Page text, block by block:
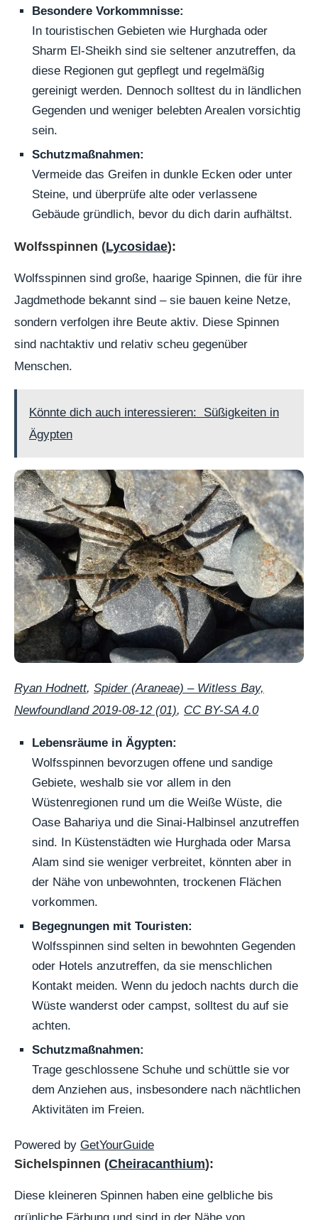
Besondere Vorkommnisse:
In touristischen Gebieten wie Hurghada oder
Sharm El-Sheikh sind sie seltener anzutreffen, da
diese Regionen gut gepflegt und regelmäßig
gereinigt werden. Dennoch solltest du in ländlichen
Gegenden und weniger belebten Arealen vorsichtig
sein.
Schutzmaßnahmen:
Vermeide das Greifen in dunkle Ecken oder unter
Steine, und überprüfe alte oder verlassene
Gebäude gründlich, bevor du dich darin aufhältst.
Wolfsspinnen (Lycosidae):
Wolfsspinnen sind große, haarige Spinnen, die für ihre
Jagdmethode bekannt sind – sie bauen keine Netze,
sondern verfolgen ihre Beute aktiv. Diese Spinnen
sind nachtaktiv und relativ scheu gegenüber
Menschen.
Könnte dich auch interessieren:
Süßigkeiten in
Ägypten
Ryan Hodnett, Spider (Araneae) – Witless Bay,
Newfoundland 2019-08-12 (01), CC BY-SA 4.0
Lebensräume in Ägypten:
Wolfsspinnen bevorzugen offene und sandige
Gebiete, weshalb sie vor allem in den
Wüstenregionen rund um die Weiße Wüste, die
Oase Bahariya und die Sinai-Halbinsel anzutreffen
sind. In Küstenstädten wie Hurghada oder Marsa
Alam sind sie weniger verbreitet, könnten aber in
der Nähe von unbewohnten, trockenen Flächen
vorkommen.
Begegnungen mit Touristen:
Wolfsspinnen sind selten in bewohnten Gegenden
oder Hotels anzutreffen, da sie menschlichen
Kontakt meiden. Wenn du jedoch nachts durch die
Wüste wanderst oder campst, solltest du auf sie
achten.
Schutzmaßnahmen:
Trage geschlossene Schuhe und schüttle sie vor
dem Anziehen aus, insbesondere nach nächtlichen
Aktivitäten im Freien.
Powered by GetYourGuide
Sichelspinnen (Cheiracanthium):
Diese kleineren Spinnen haben eine gelbliche bis